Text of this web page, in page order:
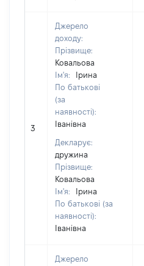
3
Джерело
доходу:
Прізвище:
Ковальова
Ім'я:
Ірина
По батькові
(за
наявності):
Іванівна
Декларує:
дружина
Прізвище:
Ковальова
Ім'я:
Ірина
По батькові (за
наявності):
Іванівна
Джерело